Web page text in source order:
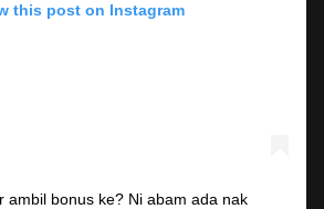
this post on Instagram
ambil bonus ke? Ni abam ada nak